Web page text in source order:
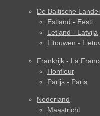
De Baltische
Estland - Eesti
Letland - Latvija
Litouwen -
Frankrijk - La
Honfleur
Parijs - Paris
Nederland
Maastricht